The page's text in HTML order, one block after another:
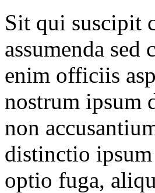
Sit qui suscipit
assumenda
enim officiis
nostrum ipsum
non
distinctio ipsum
optio fuga,